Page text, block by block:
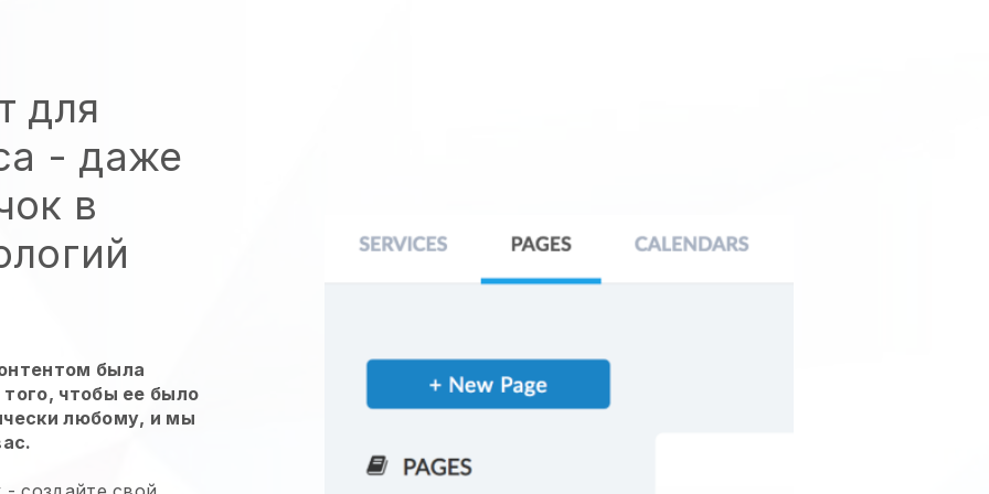
для
- даже
в
была
чтобы ее было
любому, и мы